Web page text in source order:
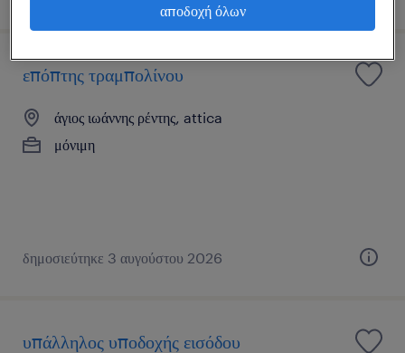
επόπτης τραμπολίνου
άγιος ιωάννης ρέντης, attica
μόνιμη
δημοσιεύτηκε 3 αυγούστου 2026
υπάλληλος υποδοχής εισόδου
αποδοχή όλων